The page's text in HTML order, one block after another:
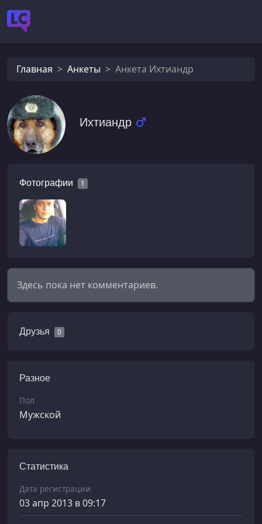
Главная Анкеты Анкета Ихтиандр
Ихтиандр
Фотографии 1
Здесь пока нет комментариев.
Друзья 0
Разное
Пол
Мужской
Статистика
Дата регистрации
03 апр 2013 в 09:17